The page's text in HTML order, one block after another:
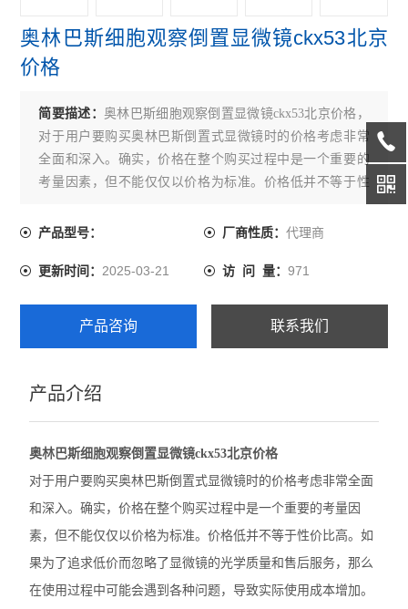
奥林巴斯BX51荧光显微镜
奥林巴斯CKX31倒置显微镜
奥林巴斯CKX41倒置显微镜
Leica徕卡S9 E体视显微镜
尼康SMZ1270体视显微镜
奥林巴斯GX53倒置显微镜
奥林巴斯CX22生物显微镜
Leica徕卡A60 F体视显微镜
Leica徕卡M165 C体视显微镜
Leica徕卡M50体视显微镜
奥林巴斯BX63生物显微镜
徕卡M125 C体视显微镜
奥林巴斯细胞观察倒置显微镜ckx53北京
价格
简要描述： 奥林巴斯细胞观察倒置显微镜ckx53北京价格，
对于用户要购买奥林巴斯倒置式显微镜时的价格考虑非常
全面和深入。确实，价格在整个购买过程中是一个重要的
考量因素，但不能仅仅以价格为标准。价格低并不等于性
价比高。如果为了追求低价而忽略了显微镜的光学质量和
售后服务，那么在使用过程中可能会遇到各种问题，导致
产品型号： 厂商性质： 代理商
更新时间：2025-03-21 访 问 量： 971
产品咨询 联系我们
产品介绍
奥林巴斯细胞观察倒置显微镜ckx53北京价格
对于用户要购买奥林巴斯倒置式显微镜时的价格考虑非常全面
和深入。确实，价格在整个购买过程中是一个重要的考量因
素，但不能仅仅以价格为标准。价格低并不等于性价比高。如
果为了追求低价而忽略了显微镜的光学质量和售后服务，那么
在使用过程中可能会遇到各种问题，导致实际使用成本增加。